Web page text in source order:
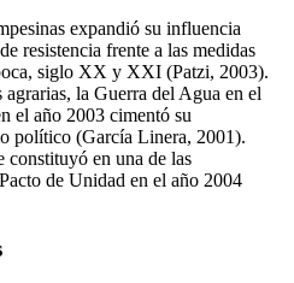
expandió su influencia
resistencia frente a las medidas
siglo XX y XXI (Patzi, 2003).
la Guerra del Agua en el
el año 2003 cimentó su
político (García Linera, 2001).
constituyó en una de las
de Unidad en el año 2004